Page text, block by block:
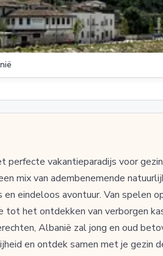
perfecte vakantieparadijs voor
mix van adembenemende
en eindeloos avontuur. Van spelen
tot het ontdekken van verborgen
Albanië zal jong en oud
en ontdek samen met je gezin